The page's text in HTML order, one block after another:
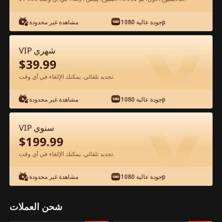
شاهد مجانًا في التطبيق
الحلقة 44 - حامل من رئيسي القاسي الفيلم
كامل
0-49 50-79
44 45 46 47 48
مشاهدة غير محدودة جودة عالية 1080p
VIP شهري
$39.99
تجديد تلقائي. يمكنك الإلغاء في أي وقت.
مشاهدة غير محدودة جودة عالية 1080p
VIP سنوي
$199.99
تجديد تلقائي. يمكنك الإلغاء في أي وقت.
مشاهدة غير محدودة جودة عالية 1080p
شحن العملات